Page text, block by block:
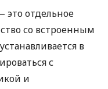
это отдельное
со встроенным
в
с
и